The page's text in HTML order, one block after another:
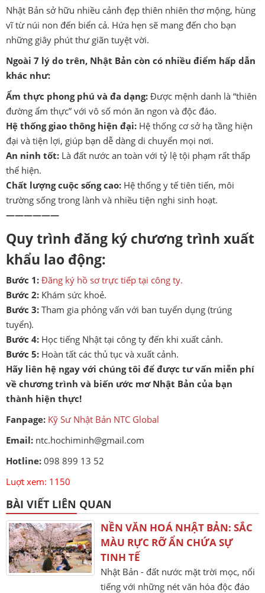
Nhật Bản sở hữu nhiều cảnh đẹp thiên nhiên thơ mộng, hùng
vĩ từ núi non đến biển cả. Hứa hẹn sẽ mang đến cho bạn
những giây phút thư giãn tuyệt vời.
Ngoài 7 lý do trên, Nhật Bản còn có nhiều điểm hấp dẫn
khác như:
Ẩm thực phong phú và đa dạng: Được mệnh danh là “thiên
đường ẩm thực” với vô số món ăn ngon và độc đáo.
Hệ thống giao thông hiện đại: Hệ thống cơ sở hạ tầng hiện
đại và tiện lợi, giúp bạn dễ dàng di chuyển mọi nơi.
An ninh tốt: Là đất nước an toàn với tỷ lệ tội phạm rất thấp
thể hiện.
Chất lượng cuộc sống cao: Hệ thống y tế tiên tiến, môi
trường sống trong lành và nhiều tiện nghi sinh hoạt.
——————
Quy trình đăng ký chương trình xuất
khẩu lao động:
Bước 1: Đăng ký hồ sơ trực tiếp tại công ty.
Bước 2: Khám sức khoẻ.
Bước 3: Tham gia phỏng vấn với ban tuyển dụng (trúng
tuyển).
Bước 4: Học tiếng Nhật tại công ty đến khi xuất cảnh.
Bước 5: Hoàn tất các thủ tục và xuất cảnh.
Hãy liên hệ ngay với chúng tôi để được tư vấn miễn phí
về chương trình và biến ước mơ Nhật Bản của bạn
thành hiện thực!
Fanpage: Kỹ Sư Nhật Bản NTC Global
Email: ntc.hochiminh@gmail.com
Hotline: 098 899 13 52
Luợt xem: 1150
BÀI VIẾT LIÊN QUAN
NỀN VĂN HOÁ NHẬT BẢN: SẮC
MÀU RỰC RỠ ẨN CHỨA SỰ
TINH TẾ
Nhật Bản - đất nước mặt trời mọc, nổi
tiếng với những nét văn hóa độc đáo